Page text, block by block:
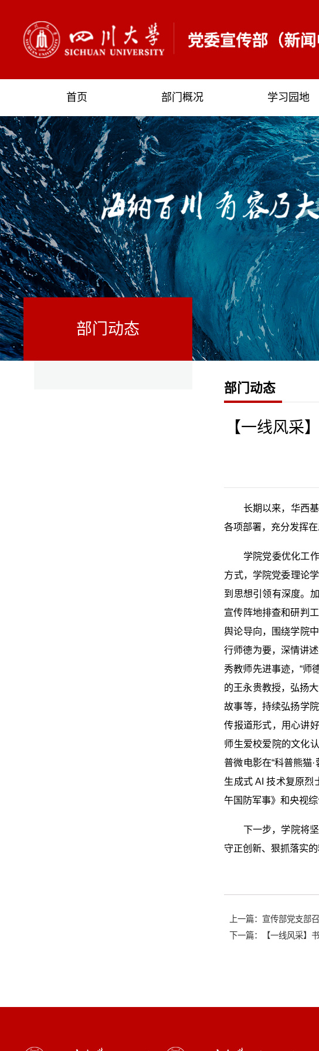
首页 部门概况 学习园地
部门动态
部门动态
【一线风采
长期以来，华西
各项部署，充分发挥
学院党委优化工
方式，学院党委理论
到思想引领有深度。
宣传阵地排查和研判
舆论导向，围绕学院
行师德为要，深情讲
秀教师先进事迹，“师
的王永贵教授，弘扬
故事等，持续弘扬学
传报道形式，用心讲
师生爱校爱院的文化
普微电影在“科普熊猫
生成式 AI 技术复原烈
午国防军事》和央视
下一步，学院将
守正创新、狠抓落实
上一篇：宣传部党支部
下一篇：【一线风采